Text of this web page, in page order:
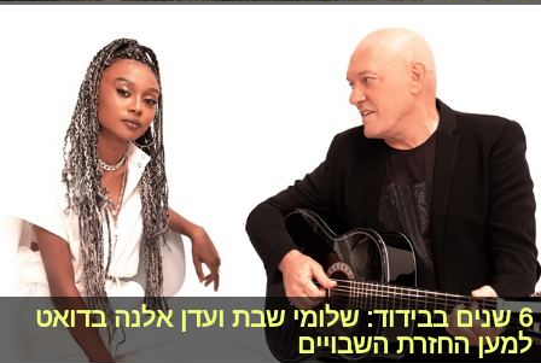
6 שנים בבידוד: שלומי שבת ועדן אלנה בדואט
למען החזרת השבויים